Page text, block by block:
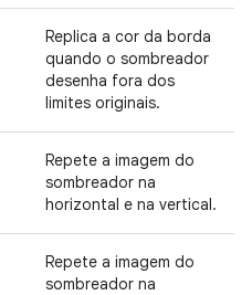
Replica a cor da borda
quando o sombreador
desenha fora dos
limites originais.
Repete a imagem do
sombreador na
horizontal e na vertical.
Repete a imagem do
sombreador na